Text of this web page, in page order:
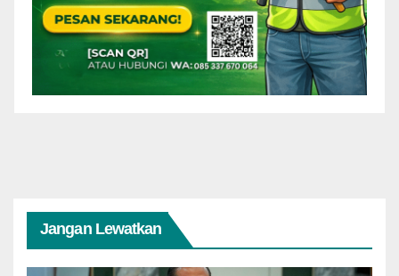
Jangan Lewatkan